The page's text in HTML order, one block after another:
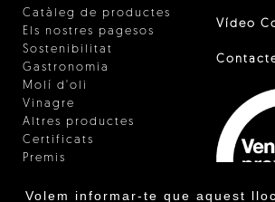
Volem informar-te que aquest lloc
Catàleg de productes
Els nostres pagesos
Sostenibilitat
Gastronomia
Molí d'oli
Vinagre
Altres productes
Certificats
Premis
Vídeo